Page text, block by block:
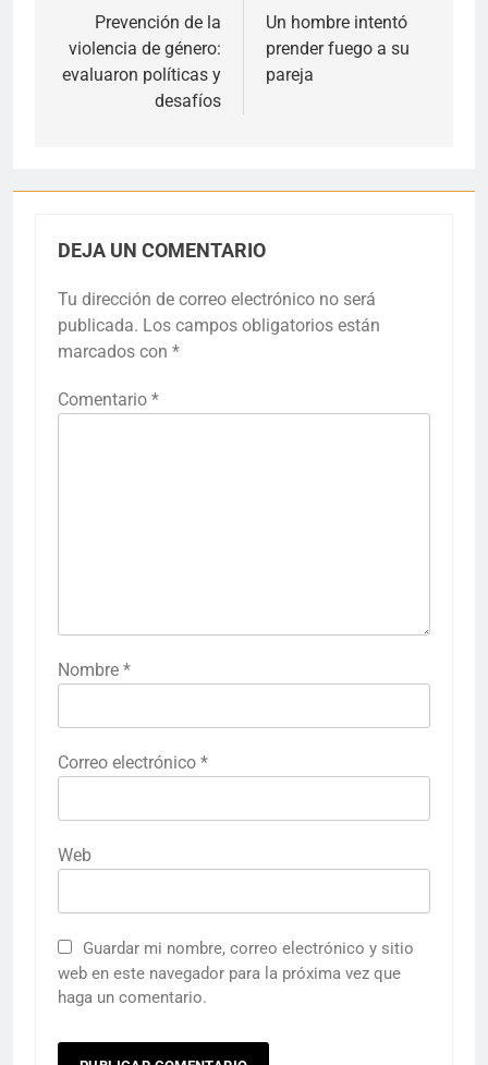
entradas
Prevención de la
violencia de género:
evaluaron políticas y
desafíos
Un hombre intentó
prender fuego a su
pareja
DEJA UN COMENTARIO
Tu dirección de correo electrónico no será
publicada. Los campos obligatorios están
marcados con *
Comentario *
Nombre *
Correo electrónico *
Web
Guardar mi nombre, correo electrónico y sitio
web en este navegador para la próxima vez que
haga un comentario.